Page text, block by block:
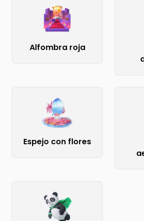
Alfombra roja
Espejo con flores